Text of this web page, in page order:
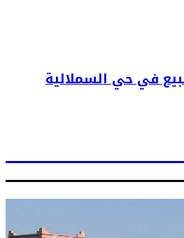
في حي السملالية